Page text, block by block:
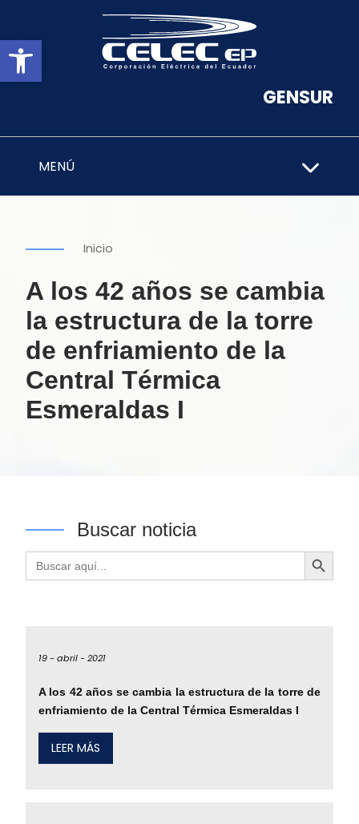
Abrir barra de herramientas
GENSUR
MENÚ
Inicio
A los 42 años se cambia
la estructura de la torre
de enfriamiento de la
Central Térmica
Esmeraldas I
Buscar noticia
Buscar: Botón de búsqueda
19 -abril -2021
A los 42 años se cambia la estructura de la torre de
enfriamiento de la Central Térmica Esmeraldas I
LEER MÁS